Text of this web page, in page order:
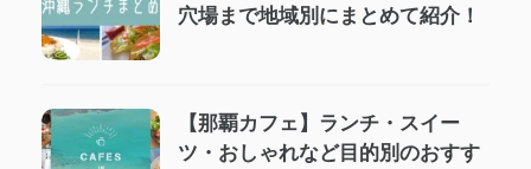
穴場まで地域別にまとめて紹介！
【那覇カフェ】ランチ・スイー
ツ・おしゃれなど目的別のおすす